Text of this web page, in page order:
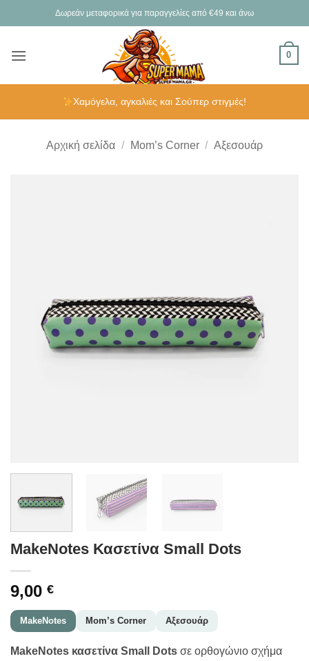
στο
Δωρεάν μεταφορικά για παραγγελίες από €49 και άνω
0
Χαμόγελα, αγκαλιές και Σούπερ στιγμές!
Αρχική σελίδα / Mom’s Corner / Αξεσουάρ
MakeNotes Κασετίνα Small Dots
9,00 €
MakeNotes Mom’s Corner Αξεσουάρ
MakeNotes κασετίνα Small Dots σε ορθογώνιο σχήμα